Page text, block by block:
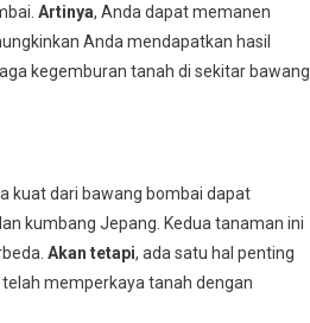
Artinya, Anda dapat memanen
Anda mendapatkan hasil
kegemburan tanah di sekitar bawang
kuat dari bawang bombai dapat
kumbang Jepang. Kedua tanaman ini
Akan tetapi, ada satu hal penting
memperkaya tanah dengan